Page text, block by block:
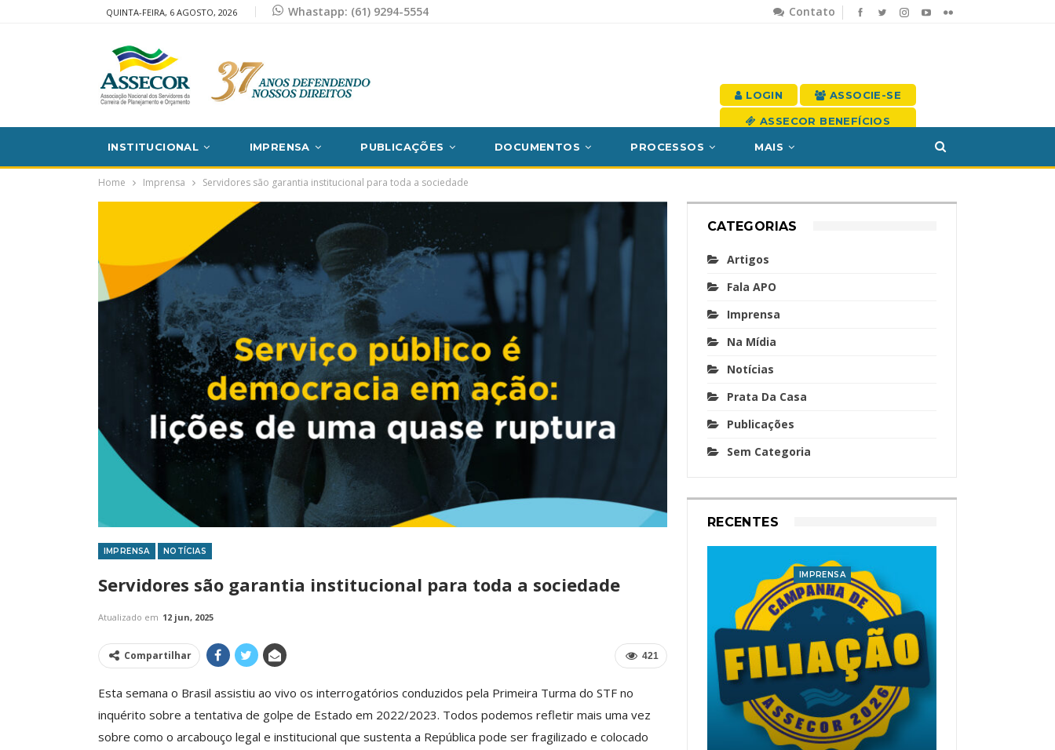
Contato
QUINTA-FEIRA, 6 AGOSTO, 2026 Whastapp: (61) 9294-5554
LOGIN ASSOCIE-SE
ASSECOR BENEFÍCIOS
INSTITUCIONAL IMPRENSA PUBLICAÇÕES DOCUMENTOS PROCESSOS MAIS
Home Imprensa Servidores são garantia institucional para toda a sociedade
IMPRENSA NOTÍCIAS
Servidores são garantia institucional para toda a sociedade
Atualizado em 12 jun, 2025
421
Compartilhar
Esta semana o Brasil assistiu ao vivo os interrogatórios conduzidos pela Primeira Turma do STF no
inquérito sobre a tentativa de golpe de Estado em 2022/2023. Todos podemos refletir mais uma vez
sobre como o arcabouço legal e institucional que sustenta a República pode ser fragilizado e colocado
CATEGORIAS
Artigos
Fala APO
Imprensa
Na Mídia
Notícias
Prata Da Casa
Publicações
Sem Categoria
RECENTES
IMPRENSA